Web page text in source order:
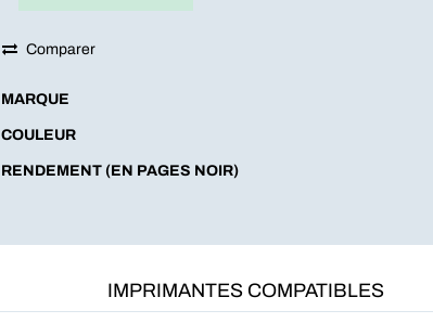
Comparer
MARQUE
COULEUR
RENDEMENT (EN PAGES NOIR)
IMPRIMANTES COMPATIBLES